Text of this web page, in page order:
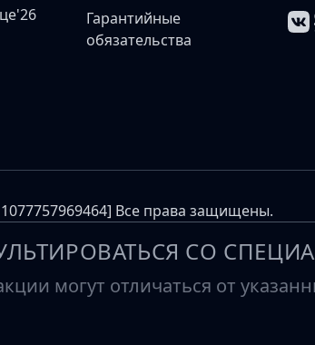
Гарантийные
обязательства
Все права защищены.
СО
могут отличаться от